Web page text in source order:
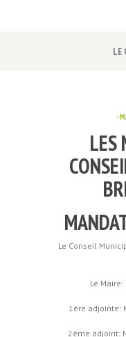
LE
-
LES
Le Conseil
Le Maire:
1ère adjointe:
2ème adjoint: